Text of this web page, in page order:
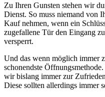
Zu Ihren Gunsten stehen wir
Dienst. So muss niemand von
Kauf nehmen, wenn ein
zugefallene Tür den Eingang
versperrt.
Und das wenn möglich immer
schonendste
wir bislang immer zur
Diese sollten allerdings immer